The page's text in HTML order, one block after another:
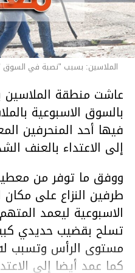
الملاسين: بسبب "نصبة في
عاشت منطقة
بالسوق الاسبوعية
فيها أحد المنحرفين
إلى الاعتداء بالعنف
ووفق ما توفر من
طرفين النزاع على
الاسبوعية ليعمد
تسلح بقضيب حديدي
مستوى الرأس وتسبب
كما عمد أيضا إلى